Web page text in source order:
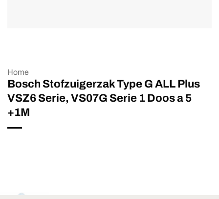
Home
Bosch Stofzuigerzak Type G ALL Plus
VSZ6 Serie, VS07G Serie 1 Doos a 5
+1M